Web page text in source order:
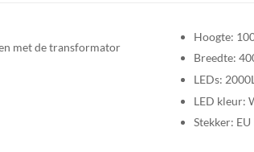
met de transformator
Hoogte:
Breedte:
LEDs:
LED kleur:
Stekker: EU